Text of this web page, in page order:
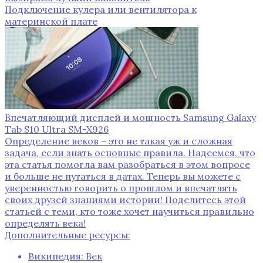
Подключение кулера или вентилятора к
материнской плате
Впечатляющий дисплей и мощность Samsung Galaxy
Tab S10 Ultra SM-X926
Определение веков – это не такая уж и сложная
задача, если знать основные правила. Надеемся, что
эта статья помогла вам разобраться в этом вопросе
и больше не путаться в датах. Теперь вы можете с
уверенностью говорить о прошлом и впечатлять
своих друзей знаниями истории! Поделитесь этой
статьей с теми, кто тоже хочет научиться правильно
определять века!
Дополнительные ресурсы:
Википедия: Век